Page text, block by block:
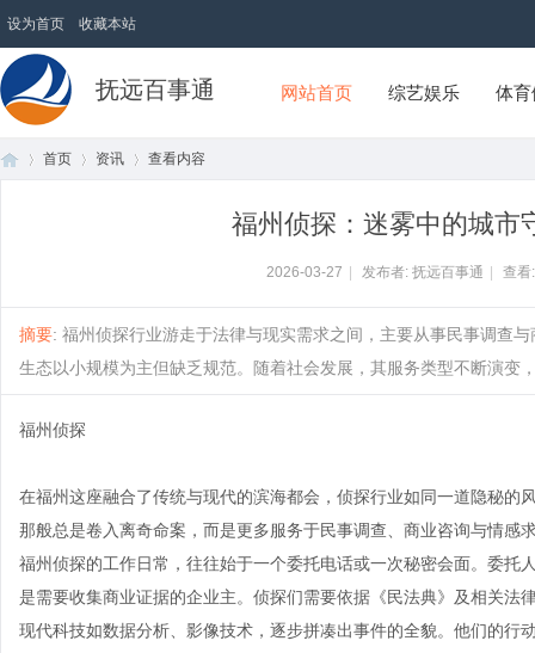
设为首页 收藏本站
抚远百事通 网站首页 综艺娱乐 体
首页 资讯 查看内容
福州侦探：迷雾中的城市
2026-03-27 发布者: 抚远百事通 查
摘要: 福州侦探行业游走于法律与现实需求之间，主要从事民事调查
生态以小规模为主但缺乏规范。随着社会发展，其服务类型不断演变
福州侦探
在福州这座融合了传统与现代的滨海都会，侦探行业如同一道隐秘的
那般总是卷入离奇命案，而是更多服务于民事调查、商业咨询与情感
福州侦探的工作日常，往往始于一个委托电话或一次秘密会面。委托
是需要收集商业证据的企业主。侦探们需要依据《民法典》及相关法
现代科技如数据分析、影像技术，逐步拼凑出事件的全貌。他们的行